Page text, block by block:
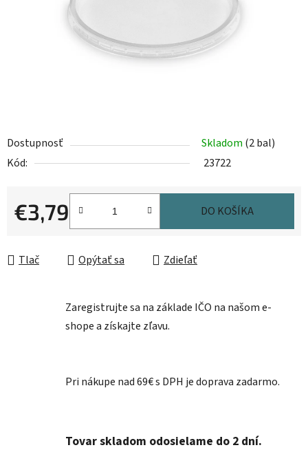
Dostupnosť Skladom (2 bal)
Kód:
23722
€3,79
Jednotková cena:
DO KOŠÍKA
Tlač Opýtať sa Zdieľať
Zaregistrujte sa na základe IČO na našom e-
shope a získajte zľavu.
Pri nákupe nad 69€ s DPH je doprava zadarmo.
Tovar skladom odosielame do 2 dní.